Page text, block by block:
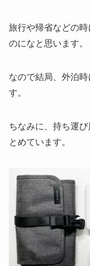
旅行や帰省などの
のになと思います。
なので結局、外泊
す。
ちなみに、持ち運
とめています。